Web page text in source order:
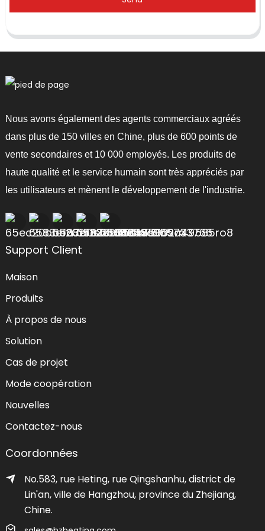
Nous avons également des agents commerciaux agréés
dans plus de 150 villes en Chine, plus de 600 points de
vente secondaires et 10 000 employés. Les produits de
haute qualité et le service humain sont très appréciés par
les utilisateurs et mènent le développement de l'industrie.
Support Client
Maison
Produits
À propos de nous
Solution
Cas de projet
Mode coopération
Nouvelles
Contactez-nous
Coordonnées
No.583, rue Heting, rue Qingshanhu, district de
Lin'an, ville de Hangzhou, province du Zhejiang,
Chine.